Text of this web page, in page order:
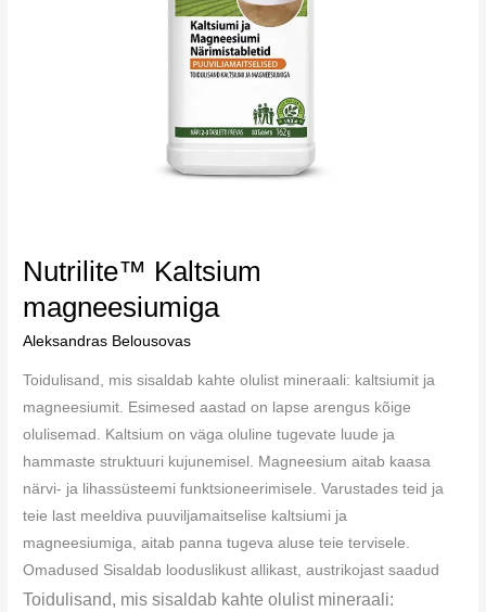
Nutrilite™ Kaltsium
magneesiumiga
Aleksandras Belousovas
Toidulisand, mis sisaldab kahte olulist mineraali: kaltsiumit ja
magneesiumit. Esimesed aastad on lapse arengus kõige
olulisemad. Kaltsium on väga oluline tugevate luude ja
hammaste struktuuri kujunemisel. Magneesium aitab kaasa
närvi- ja lihassüsteemi funktsioneerimisele. Varustades teid ja
teie last meeldiva puuviljamaitselise kaltsiumi ja
magneesiumiga, aitab panna tugeva aluse teie tervisele.
Omadused Sisaldab looduslikust allikast, austrikojast saadud
Toidulisand, mis sisaldab kahte olulist mineraali: